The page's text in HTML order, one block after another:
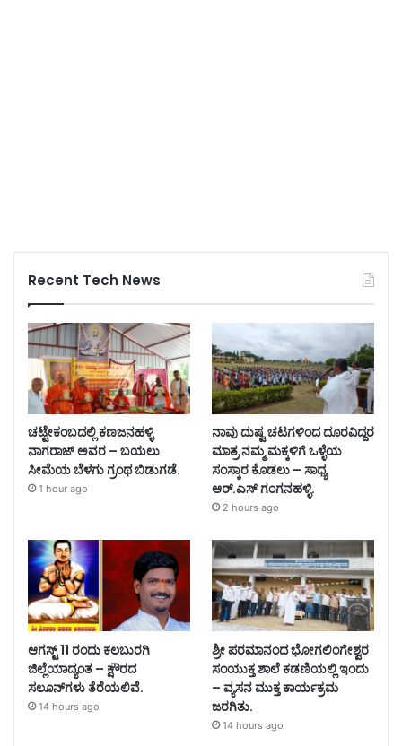
Recent Tech News
ಚಟ್ಟೇಕಂಬದಲ್ಲಿ ಕಣಜನಹಳ್ಳಿ
ನಾಗರಾಜ್ ಅವರ – ಬಯಲು
ಸೀಮೆಯ ಬೆಳಗು ಗ್ರಂಥ ಬಿಡುಗಡೆ.
1 hour ago
ನಾವು ದುಷ್ಟ ಚಟಗಳಿಂದ ದೂರವಿದ್ದರ
ಮಾತ್ರ ನಮ್ಮ ಮಕ್ಕಳಿಗೆ ಒಳ್ಳೆಯ
ಸಂಸ್ಕಾರ ಕೊಡಲು – ಸಾಧ್ಯ
ಆರ್.ಎಸ್ ಗಂಗನಹಳ್ಳಿ.
2 hours ago
ಆಗಸ್ಟ್ 11 ರಂದು ಕಲಬುರಗಿ
ಜಿಲ್ಲೆಯಾದ್ಯಂತ – ಕ್ಷೌರದ
ಸಲೂನ್‌ಗಳು ತೆರೆಯಲಿವೆ.
14 hours ago
ಶ್ರೀ ಪರಮಾನಂದ ಭೋಗಲಿಂಗೇಶ್ವರ
ಸಂಯುಕ್ತ ಶಾಲೆ ಕಡಣಿಯಲ್ಲಿ ಇಂದು
– ವ್ಯಸನ ಮುಕ್ತ ಕಾರ್ಯಕ್ರಮ
ಜರಗಿತು.
14 hours ago